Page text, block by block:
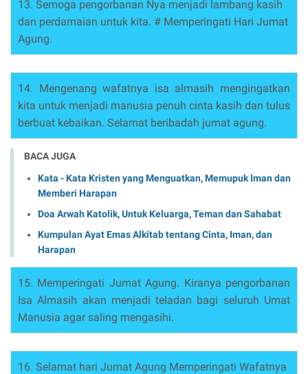
13. Semoga pengorbanan Nya menjadi lambang kasih
dan perdamaian untuk kita. # Memperingati Hari Jumat
Agung.
14. Mengenang wafatnya isa almasih mengingatkan
kita untuk menjadi manusia penuh cinta kasih dan tulus
berbuat kebaikan. Selamat beribadah jumat agung.
BACA JUGA
Kata - Kata Kristen yang Menguatkan, Memupuk Iman dan
Memberi Harapan
Doa Arwah Katolik, Untuk Keluarga, Teman dan Sahabat
Kumpulan Ayat Emas Alkitab tentang Cinta, Iman, dan
Harapan
15. Memperingati Jumat Agung. Kiranya pengorbanan
Isa Almasih akan menjadi teladan bagi seluruh Umat
Manusia agar saling mengasihi.
16. Selamat hari Jumat Agung Memperingati Wafatnya